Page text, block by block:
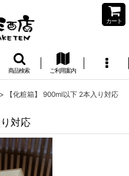
カート
商品検索 ご利用案内
> 【化粧箱】 900ml以下 2本入り対応
対応